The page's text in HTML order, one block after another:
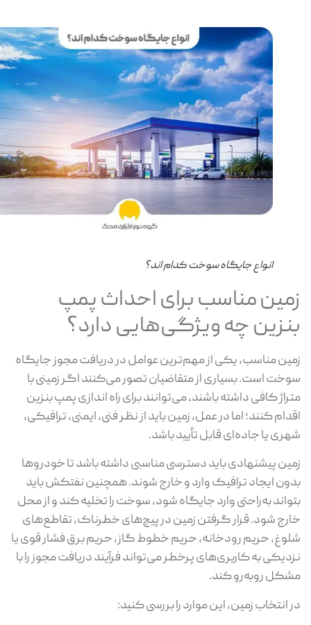
انواع جایگاه سوخت کدام اند؟
مناسب برای احداث پمپ
چه ویژگی‌هایی دارد؟
مناسب، یکی از مهم‌ترین عوامل در دریافت مجوز جایگاه
است. بسیاری از متقاضیان تصور می‌کنند اگر زمینی با
کافی داشته باشند، می‌توانند برای راه اندازی پمپ بنزین
کنند؛ اما در عمل، زمین باید از نظر فنی، ایمنی، ترافیکی،
یا جاده‌ای قابل تأیید باشد.
پیشنهادی باید دسترسی مناسبی داشته باشد تا خودروها
ایجاد ترافیک وارد و خارج شوند. همچنین نفتکش باید
به‌راحتی وارد جایگاه شود، سوخت را تخلیه کند و از محل
شود. قرار گرفتن زمین در پیچ‌های خطرناک، تقاطع‌های
حریم رودخانه، حریم خطوط گاز، حریم برق فشار قوی یا
به کاربری‌های پرخطر می‌تواند فرآیند دریافت مجوز را با
روبه‌رو کند.
انتخاب زمین، این موارد را بررسی کنید: